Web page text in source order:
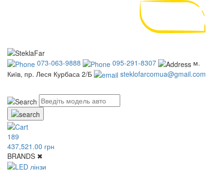
073-063-9888 095-291-8307
м.
Київ, пр. Леся Курбаса 2/Б
steklofarcomua@gmail.com
189
437,521.00 грн
BRANDS ✖